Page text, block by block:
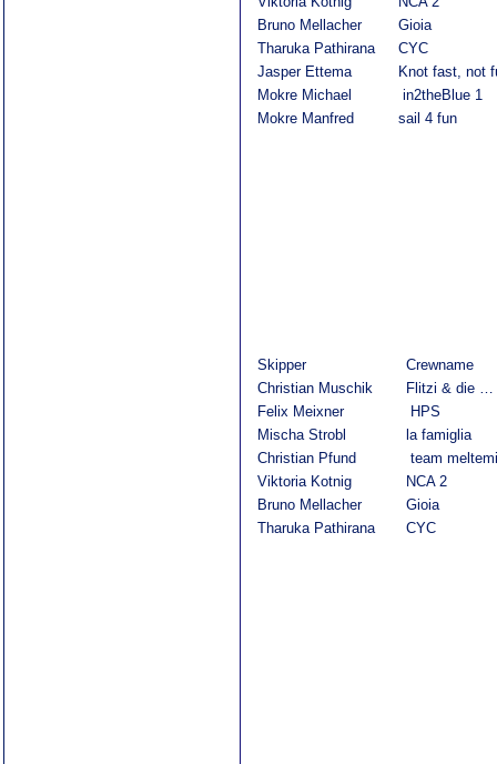
Bruno Mellacher
Gioia
Tharuka Pathirana
CYC
Jasper Ettema
Knot fast, not
Mokre Michael
in2theBlue 1
Mokre Manfred
sail 4 fun
Skipper
Crewname
Christian Muschik
Flitzi & die …
Felix Meixner
HPS
Mischa Strobl
la famiglia
Christian Pfund
team
Viktoria Kotnig
NCA 2
Bruno Mellacher
Gioia
Tharuka Pathirana
CYC